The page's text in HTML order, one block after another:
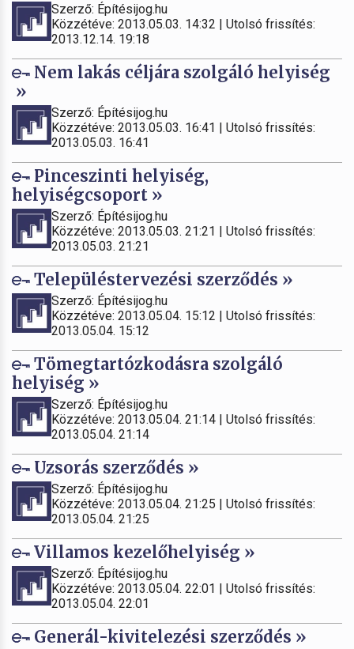
Szerző: Építésijog.hu
Közzétéve: 2013.05.03. 14:32 | Utolsó frissítés:
2013.12.14. 19:18
Nem lakás céljára szolgáló helyiség
»
Szerző: Építésijog.hu
Közzétéve: 2013.05.03. 16:41 | Utolsó frissítés:
2013.05.03. 16:41
Pinceszinti helyiség,
helyiségcsoport »
Szerző: Építésijog.hu
Közzétéve: 2013.05.03. 21:21 | Utolsó frissítés:
2013.05.03. 21:21
Településtervezési szerződés »
Szerző: Építésijog.hu
Közzétéve: 2013.05.04. 15:12 | Utolsó frissítés:
2013.05.04. 15:12
Tömegtartózkodásra szolgáló
helyiség »
Szerző: Építésijog.hu
Közzétéve: 2013.05.04. 21:14 | Utolsó frissítés:
2013.05.04. 21:14
Uzsorás szerződés »
Szerző: Építésijog.hu
Közzétéve: 2013.05.04. 21:25 | Utolsó frissítés:
2013.05.04. 21:25
Villamos kezelőhelyiség »
Szerző: Építésijog.hu
Közzétéve: 2013.05.04. 22:01 | Utolsó frissítés:
2013.05.04. 22:01
Generál-kivitelezési szerződés »